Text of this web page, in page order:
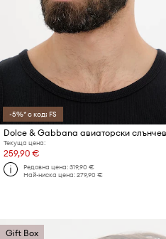
-5%* с код: FS
Текуща цена:
259,90 €
Редовна цена:319,90 €
Най-ниска цена:279,90 €
Gift Box